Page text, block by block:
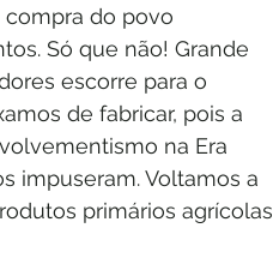
do povo
Só que não! Grande
escorre para o
de fabricar, pois a
na Era
impuseram. Voltamos a
primários agrícolas